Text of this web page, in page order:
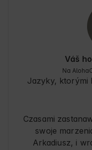
poznać lokalne
Natury, które
Váš
Na
Jazyky, ktorými
Czasami
swoje
Arkadiusz, i